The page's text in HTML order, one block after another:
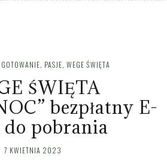
GOTOWANIE, PASJE, WEGE ŚWIĘTA
ŚWIĘTA
bezpłatny E-
do pobrania
7 KWIETNIA 2023